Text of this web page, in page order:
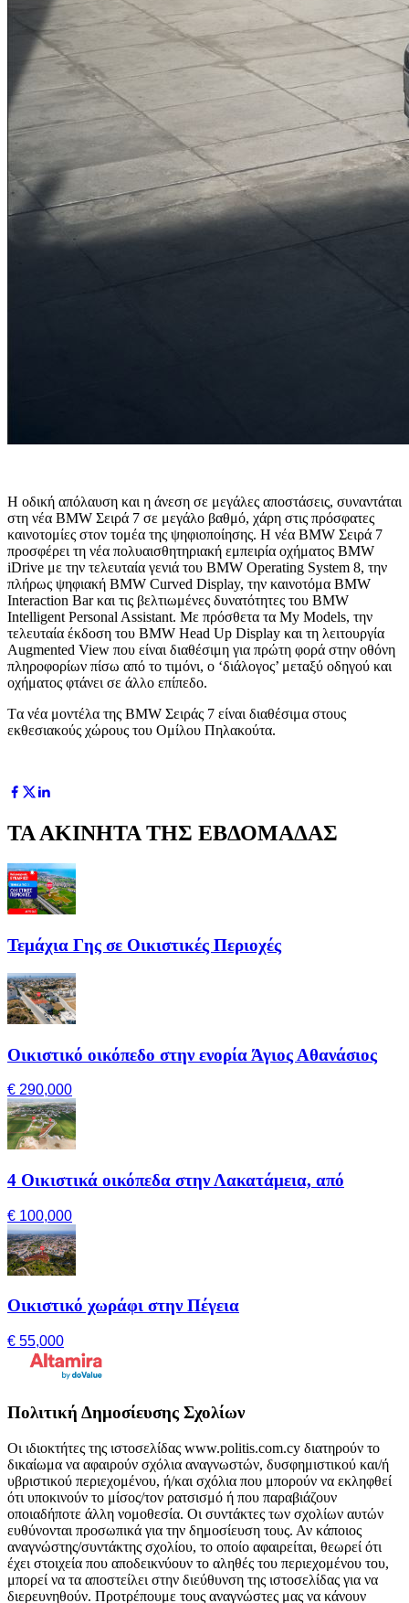
Η οδική απόλαυση και η άνεση σε μεγάλες αποστάσεις, συναντάται
στη νέα BMW Σειρά 7 σε μεγάλο βαθμό, χάρη στις πρόσφατες
καινοτομίες στον τομέα της ψηφιοποίησης. Η νέα BMW Σειρά 7
προσφέρει τη νέα πολυαισθητηριακή εμπειρία οχήματος BMW
iDrive με την τελευταία γενιά του BMW Operating System 8, την
πλήρως ψηφιακή BMW Curved Display, την καινοτόμα BMW
Interaction Bar και τις βελτιωμένες δυνατότητες του BMW
Intelligent Personal Assistant. Με πρόσθετα τα My Models, την
τελευταία έκδοση του BMW Head Up Display και τη λειτουργία
Augmented View που είναι διαθέσιμη για πρώτη φορά στην οθόνη
πληροφορίων πίσω από το τιμόνι, ο ‘διάλογος’ μεταξύ οδηγού και
οχήματος φτάνει σε άλλο επίπεδο.
Tα νέα μοντέλα της BMW Σειράς 7 είναι διαθέσιμα στους
εκθεσιακούς χώρους του Ομίλου Πηλακούτα.
ΤΑ ΑΚΙΝΗΤΑ ΤΗΣ ΕΒΔΟΜΑΔΑΣ
Τεμάχια Γης σε Οικιστικές Περιοχές
Οικιστικό οικόπεδο στην ενορία Άγιος Αθανάσιος
€ 290,000
4 Οικιστικά οικόπεδα στην Λακατάμεια, από
€ 100,000
Οικιστικό χωράφι στην Πέγεια
€ 55,000
Πολιτική Δημοσίευσης Σχολίων
Οι ιδιοκτήτες της ιστοσελίδας www.politis.com.cy διατηρούν το
δικαίωμα να αφαιρούν σχόλια αναγνωστών, δυσφημιστικού και/ή
υβριστικού περιεχομένου, ή/και σχόλια που μπορούν να εκληφθεί
ότι υποκινούν το μίσος/τον ρατσισμό ή που παραβιάζουν
οποιαδήποτε άλλη νομοθεσία. Οι συντάκτες των σχολίων αυτών
ευθύνονται προσωπικά για την δημοσίευση τους. Αν κάποιος
αναγνώστης/συντάκτης σχολίου, το οποίο αφαιρείται, θεωρεί ότι
έχει στοιχεία που αποδεικνύουν το αληθές του περιεχομένου του,
μπορεί να τα αποστείλει στην διεύθυνση της ιστοσελίδας για να
διερευνηθούν. Προτρέπουμε τους αναγνώστες μας να κάνουν